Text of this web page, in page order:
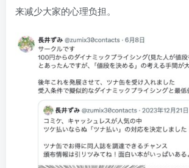
来减少大家的心理负担。